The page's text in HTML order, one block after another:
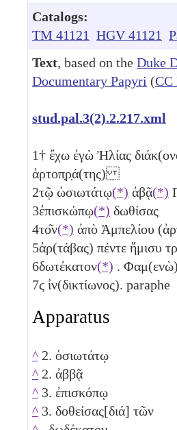
Catalogs:
TM 41121 HGV 41121
Text, based on the Duke
Documentary Papyri (CC
stud.pal.3(2).2.217.xml
1† ἔχω ἐγὼ Ἠλίας
ἀρτοπ̣ρ̣ά(της)
2τῷ ὡσιωτάτῳ(*) ἀβᾷ(*)
3ἐπισκώπῳ(*) δωθίσας
4το͂ν(*) ἀπὸ Ἀμπελίου
5ἀρ(τάβας) πέντε ἥμισυ
6δωτέκατον(*) .
7ϛ ἰν(δικτίωνος). paraphe
Apparatus
^ 2. ὁσιωτάτῳ
^ 2. ἀββᾷ
^ 3. ἐπισκόπῳ
^ 3. δοθείσας[διά] τῶν